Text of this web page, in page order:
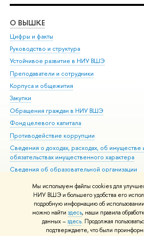
Мы используем файлы cookies для
НИУ ВШЭ и большего удобства его
подробную информацию об
можно найти здесь, наши правила
данных –здесь. Продолжая
подтверждаете, что были
О ВЫШКЕ
Цифры и факты
Руководство и структура
Устойчивое развитие в НИУ ВШЭ
Преподаватели и сотрудники
Корпуса и общежития
Закупки
Обращения граждан в НИУ ВШЭ
Фонд целевого капитала
Противодействие коррупции
Сведения о доходах, расходах, об имуществе
обязательствах имущественного характера
Сведения об образовательной организации
Людям с ограниченными возможностями
Единая платежная страница
Работа в Вышке